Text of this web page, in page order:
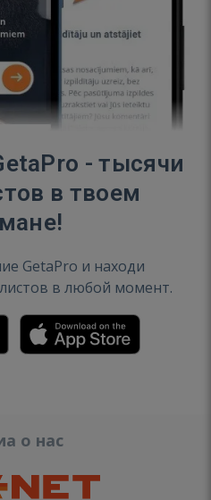
- тысячи
в твоем
GetaPro и находи
в любой момент.
о нас